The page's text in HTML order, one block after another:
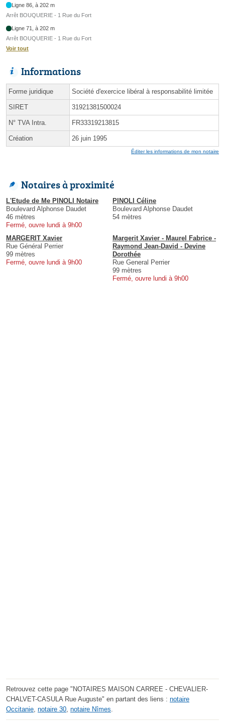
Ligne 86, à 202 m
Arrêt BOUQUERIE - 1 Rue du Fort
Ligne 71, à 202 m
Arrêt BOUQUERIE - 1 Rue du Fort
Voir tout
Informations
Forme juridique Société d'exercice libéral à responsabilité limitée
SIRET 31921381500024
N° TVA Intra. FR33319213815
Création 26 juin 1995
Éditer les informations de mon notaire
Notaires à proximité
L'Etude de Me PINOLI Notaire
Boulevard Alphonse Daudet
46 mètres
Fermé, ouvre lundi à 9h00
PINOLI Céline
Boulevard Alphonse Daudet
54 mètres
MARGERIT Xavier
Rue Général Perrier
99 mètres
Fermé, ouvre lundi à 9h00
Margerit Xavier - Maurel Fabrice -
Raymond Jean-David - Devine
Dorothée
Rue General Perrier
99 mètres
Fermé, ouvre lundi à 9h00
Retrouvez cette page "NOTAIRES MAISON CARREE - CHEVALIER-
CHALVET-CASULA Rue Auguste" en partant des liens : notaire
Occitanie, notaire 30, notaire Nîmes.